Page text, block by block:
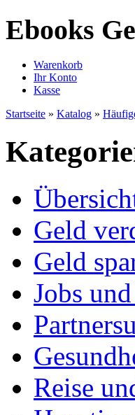
Ebooks
Warenkorb
Ihr Konto
Kasse
Startseite » Katalog »
Geld
Geld
Jobs
Reise